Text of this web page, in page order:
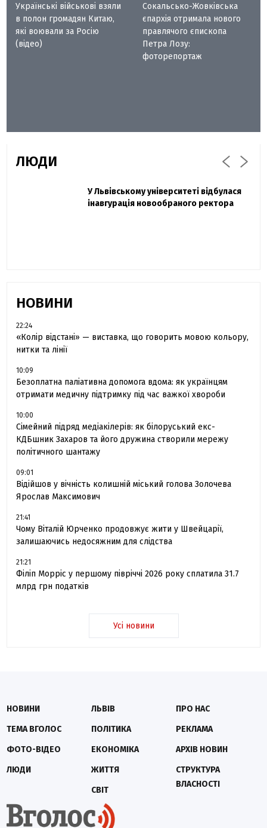
Українські військові взяли
в полон громадян Китаю,
які воювали за Росію
(відео)
Сокальсько-Жовківська
єпархія отримала нового
правлячого єпископа
Петра Лозу:
фоторепортаж
ЛЮДИ
Павло Дак
Захисник "Азовсталі" Діанов вдруге
одружився та показав фото з весілля
У Львівському університеті відбулася
інавгурація новообраного ректора
НОВИНИ
22:24
«Колір відстані» — виставка, що говорить мовою кольору,
нитки та лінії
10:09
Безоплатна паліативна допомога вдома: як українцям
отримати медичну підтримку під час важкої хвороби
10:00
Сімейний підряд медіакілерів: як білоруський екс-
КДБшник Захаров та його дружина створили мережу
політичного шантажу
09:01
Відійшов у вічність колишній міський голова Золочева
Ярослав Максимович
21:41
Чому Віталій Юрченко продовжує жити у Швейцарії,
залишаючись недосяжним для слідства
21:21
Філіп Морріс у першому півріччі 2026 року сплатила 31.7
млрд грн податків
Усі новини
НОВИНИ
ТЕМА ВГОЛОС
ФОТО-ВІДЕО
ЛЮДИ
ЛЬВІВ
ПОЛІТИКА
ЕКОНОМІКА
ЖИТТЯ
СВІТ
ПРО НАС
РЕКЛАМА
АРХІВ НОВИН
СТРУКТУРА
ВЛАСНОСТІ